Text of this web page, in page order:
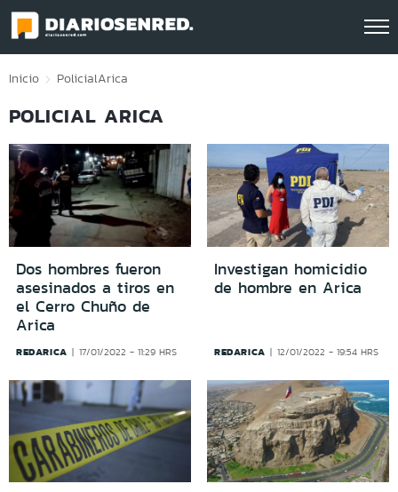
Click acá para ir directamente al contenido
Inicio PolicialArica
POLICIAL ARICA
Dos hombres fueron
asesinados a tiros en
el Cerro Chuño de
Arica
REDARICA 17/01/2022 - 11:29 HRS
Investigan homicidio
de hombre en Arica
REDARICA 12/01/2022 - 19:54 HRS